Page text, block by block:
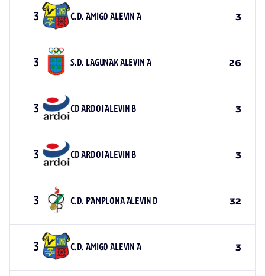
3 C.D. AMIGO ALEVIN A 3
3 S.D. LAGUNAK ALEVIN A 26
3 CD ARDOI ALEVIN B 3
3 CD ARDOI ALEVIN B 3
3 C.D. PAMPLONA ALEVIN D 32
3 C.D. AMIGO ALEVIN A 3